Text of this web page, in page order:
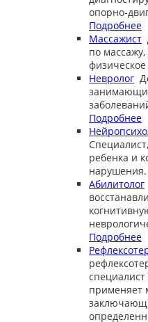
опорно-
Подробнее
Массажист
по
Невролог
Подробнее
ребенка и
нарушения.
Абилитолог
Подробнее
применяет